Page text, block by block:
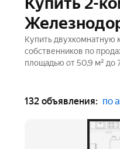
Купить двухкомнатную
собственников по
площадью от 50,9 м² до
132 объявления: по